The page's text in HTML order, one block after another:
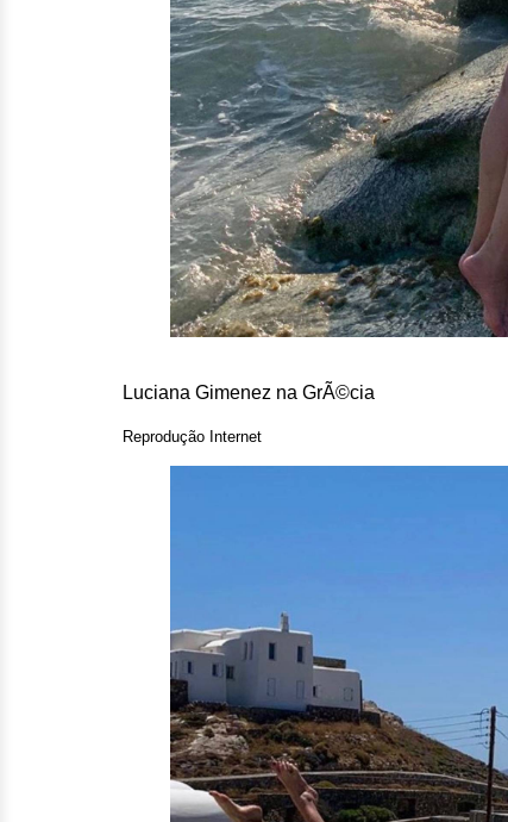
Luciana Gimenez na GrÃ©cia
Reprodução Internet